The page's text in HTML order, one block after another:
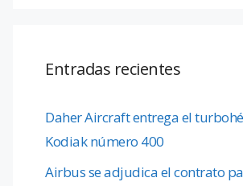
Entradas recientes
Daher Aircraft entrega el
Kodiak número 400
Airbus se adjudica el contrato